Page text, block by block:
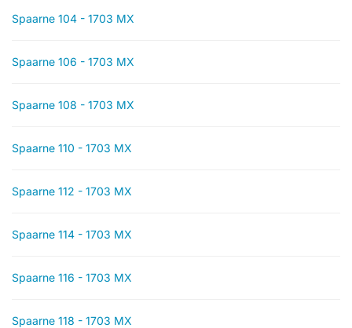
Spaarne 104 - 1703 MX
Spaarne 106 - 1703 MX
Spaarne 108 - 1703 MX
Spaarne 110 - 1703 MX
Spaarne 112 - 1703 MX
Spaarne 114 - 1703 MX
Spaarne 116 - 1703 MX
Spaarne 118 - 1703 MX